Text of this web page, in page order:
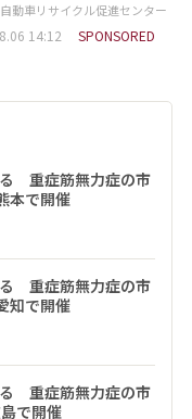
自動車リサイクル促進センター
14:12 SPONSORED
重症筋無力症の市
本で開催
重症筋無力症の市
知で開催
重症筋無力症の市
で開催